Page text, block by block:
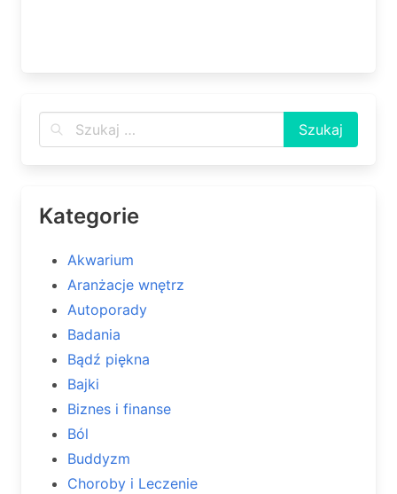
Kategorie
Akwarium
Aranżacje wnętrz
Autoporady
Badania
Bądź piękna
Bajki
Biznes i finanse
Ból
Buddyzm
Choroby i Leczenie